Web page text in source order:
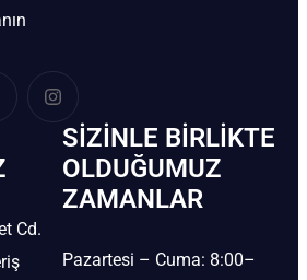
Cd.
SIZINLE BIRLIKTE
OLDUĞUMUZ
ZAMANLAR
Pazartesi – Cuma: 8:00–